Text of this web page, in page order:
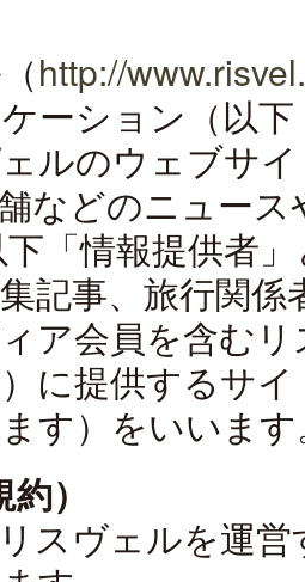
http://
ーション（以
ルのウェブサ
などのニュー
「情報提供者
記事、旅行関
ア会員を含む
に提供するサ
す）をいいま
）
スヴェルを運